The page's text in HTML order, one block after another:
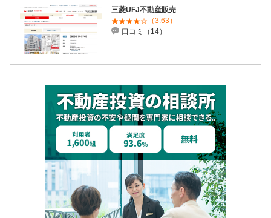
三菱UFJ不動産販売
（3.63）
口コミ（14）